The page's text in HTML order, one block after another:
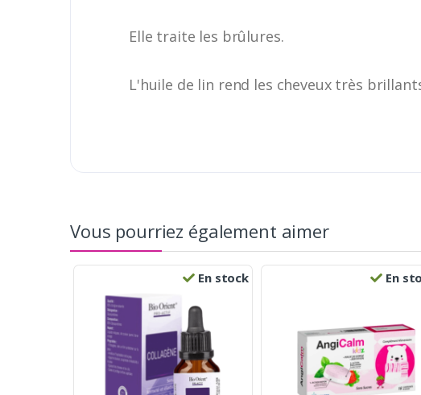
Elle traite les brûlures.
L'huile de lin rend les cheveux très
Vous pourriez également aimer
En stock En